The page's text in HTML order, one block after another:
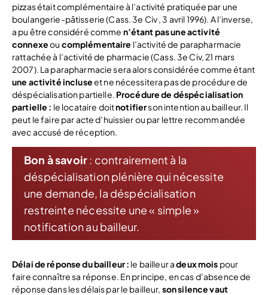
pizzas était complémentaire à l’activité pratiquée par une
boulangerie-pâtisserie (Cass. 3e Civ , 3 avril 1996). A l’inverse,
a pu être considéré comme n’étant pas une activité
connexeou complémentaire l’activité de parapharmacie
rattachée à l’activité de pharmacie (Cass. 3e Civ, 21 mars
2007). La parapharmacie sera alors considérée comme étant
une activité incluseet ne nécessitera pas de procédure de
déspécialisation partielle. Procédure de déspécialisation
partielle : le locataire doitnotifierson intention au bailleur. Il
peut le faire par acte d’huissier ou par lettre recommandée
avec accusé de réception.
Bon à savoir: contrairement à la
déspécialisation plénière qui nécessite
une demande, la déspécialisation
restreinte nécessite une « simple »
notification au bailleur.
Délai de réponse du bailleur : le bailleur adeux mois pour
faire connaître sa réponse. En principe, en cas d’absence de
réponse dans les délais par le bailleur, son silence vaut